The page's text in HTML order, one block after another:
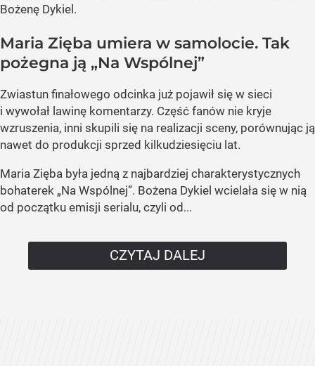
Bożenę Dykiel.
Maria Zięba umiera w samolocie. Tak
pożegna ją „Na Wspólnej”
Zwiastun finałowego odcinka już pojawił się w sieci
i wywołał lawinę komentarzy. Część fanów nie kryje
wzruszenia, inni skupili się na realizacji sceny, porównując ją
nawet do produkcji sprzed kilkudziesięciu lat.
Maria Zięba była jedną z najbardziej charakterystycznych
bohaterek „Na Wspólnej”. Bożena Dykiel wcielała się w nią
od początku emisji serialu, czyli od...
CZYTAJ DALEJ